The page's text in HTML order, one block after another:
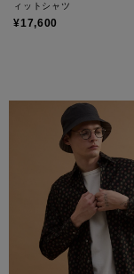
ィットシャツ
¥17,600